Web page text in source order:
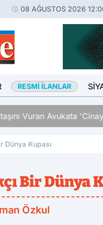
08 AĞUSTOS 2026
RESMI İLANLAR
Vuran Avukata
Dünya Kupası
Bir Dünya
Özkul